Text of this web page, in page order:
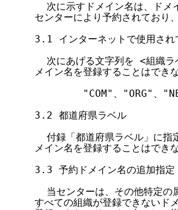
次に示すドメイン名は、ドメ
センターにより予約されており
3.1 インターネットで使用され
次にあげる文字列を <組織
メイン名を登録することはできな
"COM"、"ORG"、
3.2 都道府県ラベル
付録「都道府県ラベル」に
メイン名を登録することはできな
3.3 予約ドメイン名の追加指定
当センターは、その他特定の
すべての組織が登録できないド